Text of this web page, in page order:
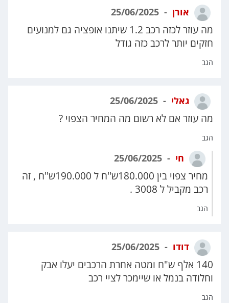
אורן
מה עוזר לכזה רכב 1.2 שיתנו אופציה גם למנועים
חזקים יותר לרכב כזה גודל
הגב
גאלי
מה עוזר אם לא רשום מה המחיר הצפוי ?
הגב
חי
מחיר צפוי בין 180.000ש''ח ל 190.000ש''ח , זה
רכב מקביל ל 3008 .
הגב
דודו
140 אלף ש"ח ומטה אחרת הרכבים יעלו אבק
וחלודה בנמל או שיימכר לציי רכב
הגב